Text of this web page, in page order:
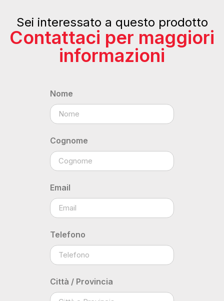
Sei interessato a questo prodotto
Contattaci per maggiori
informazioni
Nome
Cognome
Email
Telefono
Città / Provincia